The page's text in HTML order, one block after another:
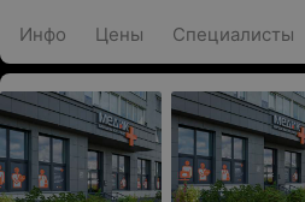
Инфо Цены Специалисты